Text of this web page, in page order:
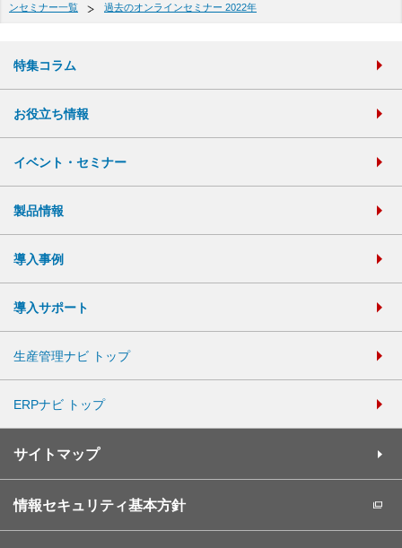
ンセミナー一覧
過去のオンラインセミナー 2022年
特集コラム
お役立ち情報
イベント・セミナー
製品情報
導入事例
導入サポート
生産管理ナビ トップ
ERPナビ トップ
サイトマップ
情報セキュリティ基本方針